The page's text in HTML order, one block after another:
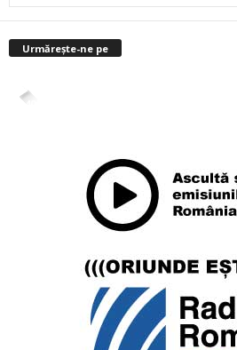
Urmărește-ne pe
4,400